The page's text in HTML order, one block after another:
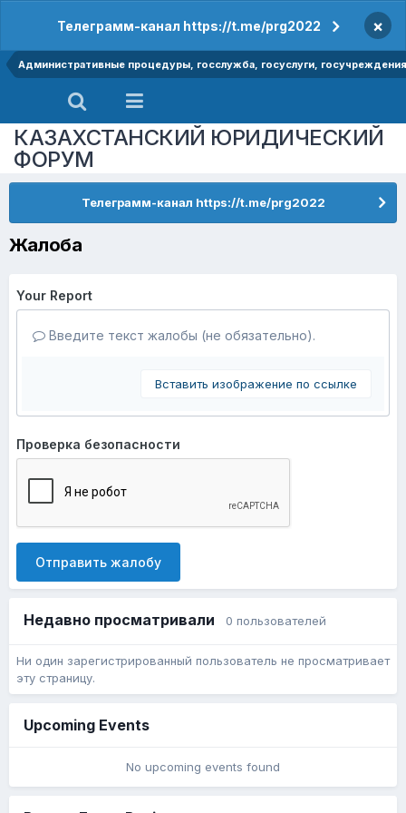
Телеграмм-канал https://t.me/prg2022 ×
Административные процедуры, госслужба, госуслуги, госучреждения
КАЗАХСТАНСКИЙ ЮРИДИЧЕСКИЙ
ФОРУМ
Телеграмм-канал https://t.me/prg2022
Жалоба
Your Report
Введите текст жалобы (не обязательно).
Вставить изображение по ссылке
Проверка безопасности
Отправить жалобу
Недавно просматривали 0 пользователей
Ни один зарегистрированный пользователь не просматривает
эту страницу.
Upcoming Events
No upcoming events found